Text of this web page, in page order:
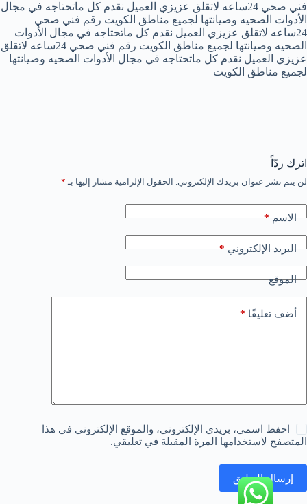
فني صحي 24ساعه لاتقلق عزيزي العميل نقدم كل ماتحتاجه في مجال
الأدوات الصحيه وصيانتها لجميع مناطق الكويت رقم فني صحي
24ساعه لاتقلق عزيزي العميل نقدم كل ماتحتاجه في مجال الأدوات
الصحيه وصيانتها لجميع مناطق الكويت رقم فني صحي 24ساعه لاتقلق
عزيزي العميل نقدم كل ماتحتاجه في مجال الأدوات الصحيه وصيانتها
لجميع مناطق الكويت
اترك ردّاً
لن يتم نشر عنوان بريدك الإلكتروني. الحقول الإلزامية مشار إليها بـ *
الاسم*
البريد الإلكتروني*
الموقع
أضف تعليقًا *
احفظ اسمي، بريدي الإلكتروني، والموقع الإلكتروني في هذا
المتصفح لاستخدامها المرة المقبلة في تعليقي.
إرسال التعليق